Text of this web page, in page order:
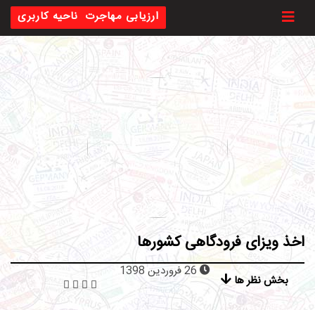
ناحیه کاربری ارزیابی مهاجرت
اخذ ویزای فرودگاهی کشورها
بخش نظر ها